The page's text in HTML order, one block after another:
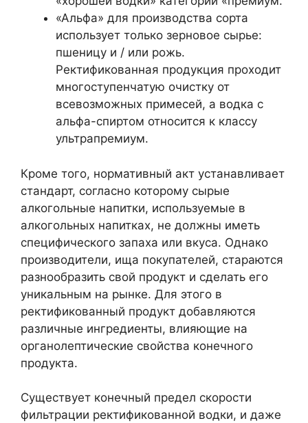
«Альфа» для производства сорта
использует только зерновое сырье:
пшеницу и / или рожь.
Ректификованная продукция проходит
многоступенчатую очистку от
всевозможных примесей, а водка с
альфа-спиртом относится к классу
ультрапремиум.
Кроме того, нормативный акт устанавливает
стандарт, согласно которому сырые
алкогольные напитки, используемые в
алкогольных напитках, не должны иметь
специфического запаха или вкуса. Однако
производители, ища покупателей, стараются
разнообразить свой продукт и сделать его
уникальным на рынке. Для этого в
ректификованный продукт добавляются
различные ингредиенты, влияющие на
органолептические свойства конечного
продукта.
Существует конечный предел скорости
фильтрации ректификованной водки, и даже